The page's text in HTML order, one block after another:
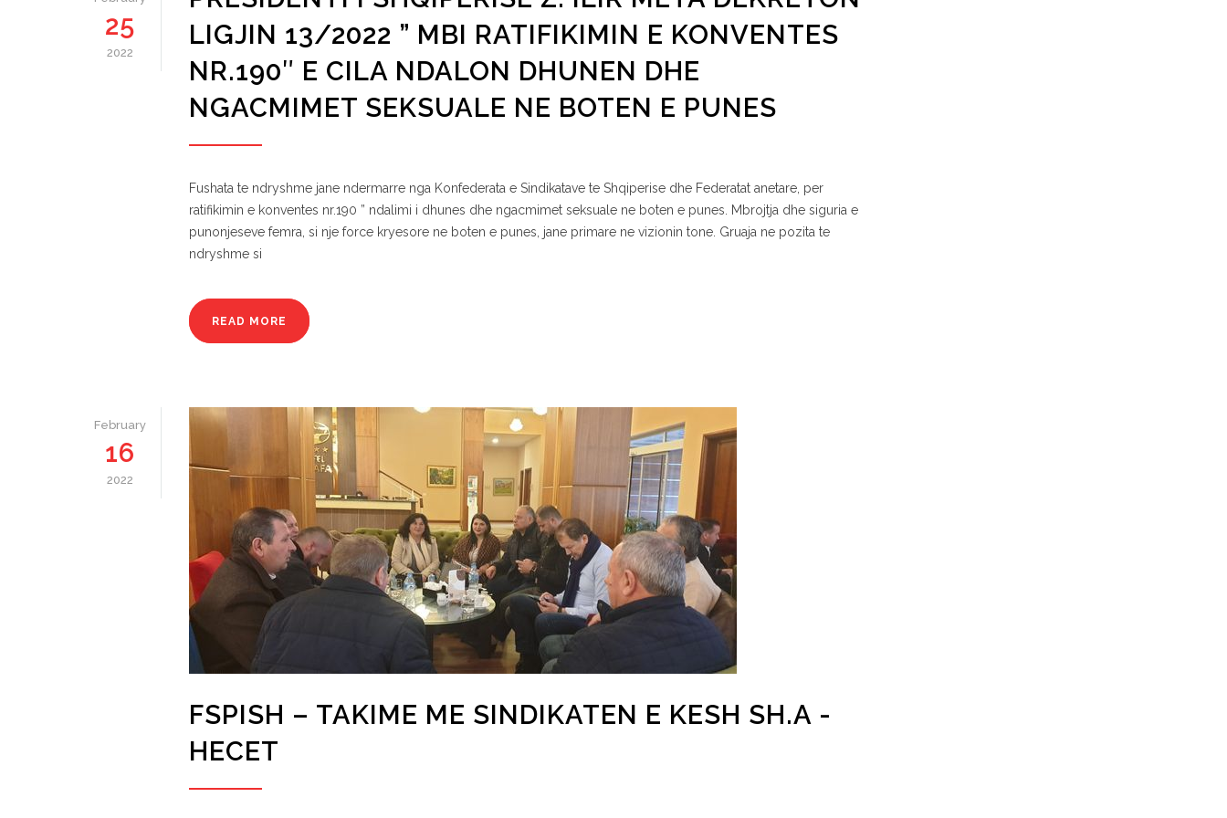
25
2022
LIGJIN 13/2022 ” MBI RATIFIKIMIN E KONVENTES
NR.190″ E CILA NDALON DHUNEN DHE
NGACMIMET SEKSUALE NE BOTEN E PUNES
Fushata te ndryshme jane ndermarre nga Konfederata e Sindikatave te Shqiperise dhe Federatat anetare, per
ratifikimin e konventes nr.190 ” ndalimi i dhunes dhe ngacmimet seksuale ne boten e punes. Mbrojtja dhe siguria e
punonjeseve femra, si nje force kryesore ne boten e punes, jane primare ne vizionin tone. Gruaja ne pozita te
ndryshme si
READ MORE
February
16
2022
FSPISH – TAKIME ME SINDIKATEN E KESH SH.A -
HECET